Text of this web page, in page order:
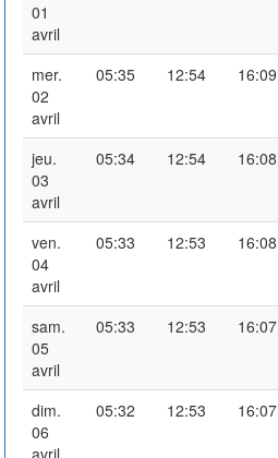
01
avril
mer.
02
avril
05:35 12:54 16:09
jeu.
03
avril
05:34 12:54 16:08
ven.
04
avril
05:33 12:53 16:08
sam.
05
avril
05:33 12:53 16:07
dim.
06
avril
05:32 12:53 16:07